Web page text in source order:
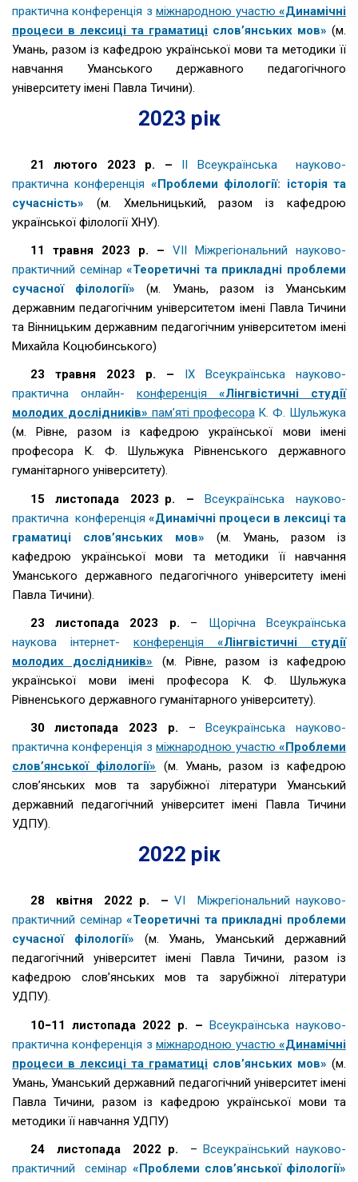
практична конференція зміжнародною участю«Динамічні
процеси в лексиці та граматиці слов’янських мов» (м.
Умань, разом із кафедрою української мови та методики її
навчання Уманського державного педагогічного
університету імені Павла Тичини).
2023 рік
21 лютого 2023 р. – ІІ Всеукраїнська науково-
практична конференція «Проблеми філології: історія та
сучасність»
(м. Хмельницький, разом із кафедрою
української філології ХНУ).
11 травня 2023 р. – VІІ Міжрегіональний науково-
практичний семінар«Теоретичні та прикладні проблеми
сучасної філології»
(м. Умань, разом із Уманським
державним педагогічним університетом імені Павла Тичини
та Вінницьким державним педагогічним університетом імені
Михайла Коцюбинського)
23 травня 2023 р. –
ІХ Всеукраїнська науково-
практична онлайн- конференція «Лінгвістичні студії
молодих дослідників» пам’яті професораК. Ф. Шульжука
(м. Рівне, разом із кафедрою української мови імені
професора К. Ф. Шульжука Рівненського державного
гуманітарного університету).
15 листопада 2023 р. –Всеукраїнська науково-
практична конференція «Динамічні процеси в лексиці та
граматиці слов’янських мов» (м. Умань, разом із
кафедрою української мови та методики її навчання
Уманського державного педагогічного університету імені
Павла Тичини).
23 листопада 2023 р. – Щорічна Всеукраїнська
наукова інтернет- конференція «Лінгвістичні студії
молодих дослідників»
(м. Рівне, разом із кафедрою
української мови імені професора К. Ф. Шульжука
Рівненського державного гуманітарного університету).
30 листопада 2023 р. –Всеукраїнська науково-
практична конференція зміжнародною участю«Проблеми
слов’янської філології»
(м. Умань, разом із кафедрою
слов’янських мов та зарубіжної літератури Уманський
державний педагогічний університет імені Павла Тичини
УДПУ).
2022 рік
28 квітня 2022 р. – VІ Міжрегіональний науково-
практичний семінар«Теоретичні та прикладні проблеми
сучасної філології»
(м. Умань, Уманський державний
педагогічний університет імені Павла Тичини, разом із
кафедрою слов’янських мов та зарубіжної літератури
УДПУ).
10−11 листопада 2022 р. – Всеукраїнська науково-
практична конференція зміжнародною участю«Динамічні
процеси в лексиці та граматиці слов’янських мов» (м.
Умань, Уманський державний педагогічний університет імені
Павла Тичини, разом із кафедрою української мови та
методики її навчання УДПУ)
24 листопада 2022 р. –Всеукраїнський науково-
практичний семінар «Проблеми слов’янської філології»